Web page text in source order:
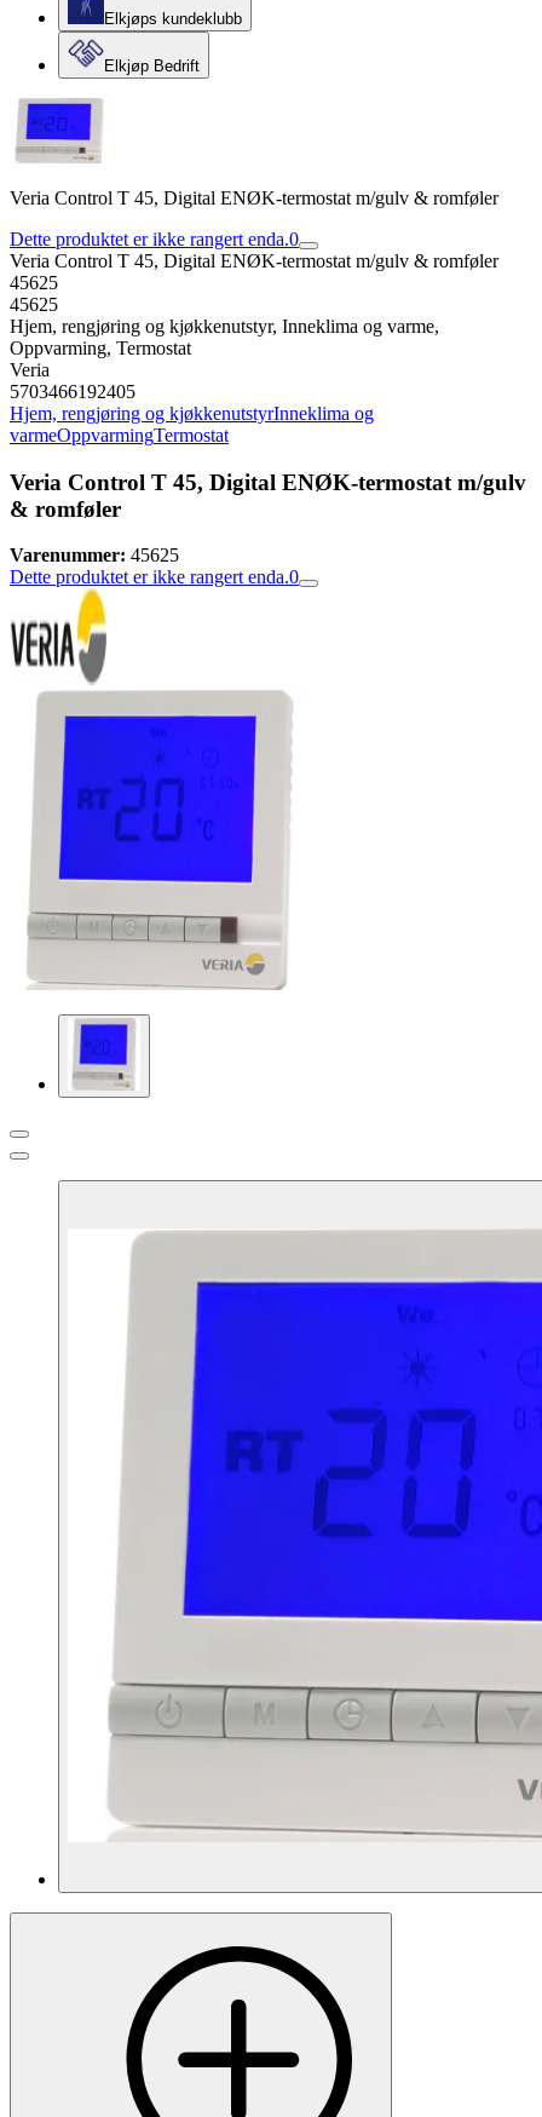
Elkjøps kundeklubb
Elkjøp Bedrift
Veria Control T 45, Digital ENØK-termostat m/gulv & romføler
Dette produktet er ikke rangert enda.0
Veria Control T 45, Digital ENØK-termostat m/gulv & romføler
45625
45625
Hjem, rengjøring og kjøkkenutstyr, Inneklima og varme,
Oppvarming, Termostat
Veria
5703466192405
Hjem, rengjøring og kjøkkenutstyrInneklima og
varmeOppvarmingTermostat
Veria Control T 45, Digital ENØK-termostat m/gulv
& romføler
Varenummer: 45625
Dette produktet er ikke rangert enda.0